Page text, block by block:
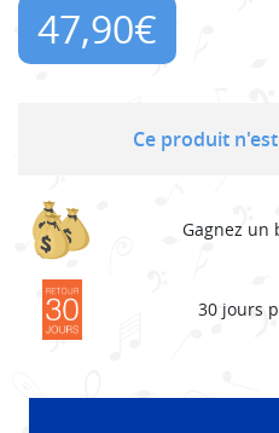
47,90€
Ce produit
Gagnez un
30 jours